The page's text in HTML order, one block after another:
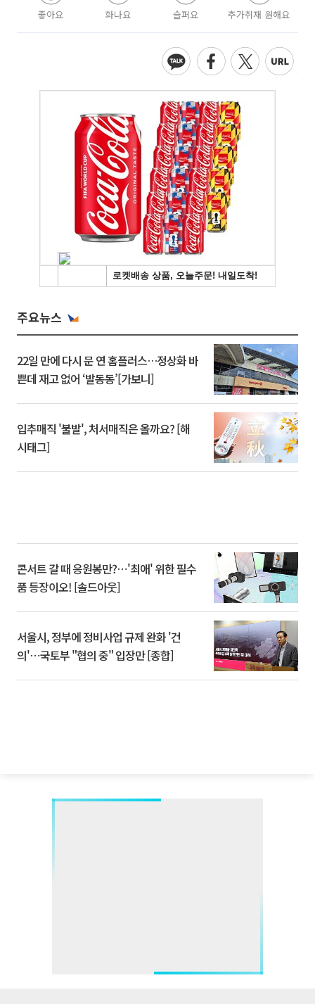
좋아요 화나요 슬퍼요 추가취재 원해요
주요뉴스
22일 만에 다시 문 연 홈플러스…정상화 바
쁜데 재고 없어 ‘발동동’[가보니]
입추매직 '불발', 처서매직은 올까요? [해
시태그]
콘서트 갈 때 응원봉만?⋯'최애' 위한 필수
품 등장이오! [솔드아웃]
서울시, 정부에 정비사업 규제 완화 '건
의'⋯국토부 "협의 중" 입장만 [종합]